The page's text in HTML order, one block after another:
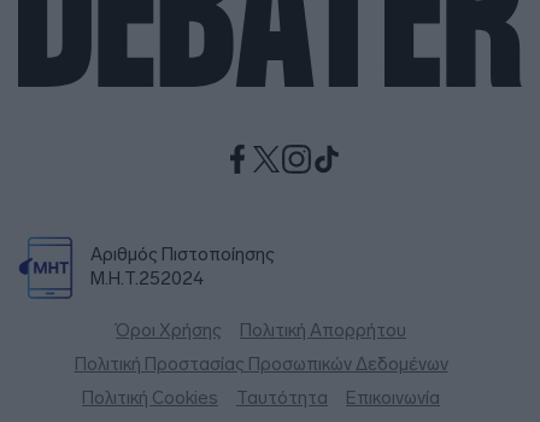
Αριθμός Πιστοποίησης
Μ.Η.Τ.252024
Όροι Χρήσης
Πολιτική Απορρήτου
Πολιτική Προστασίας Προσωπικών Δεδομένων
Πολιτική Cookies
Ταυτότητα Επικοινωνία